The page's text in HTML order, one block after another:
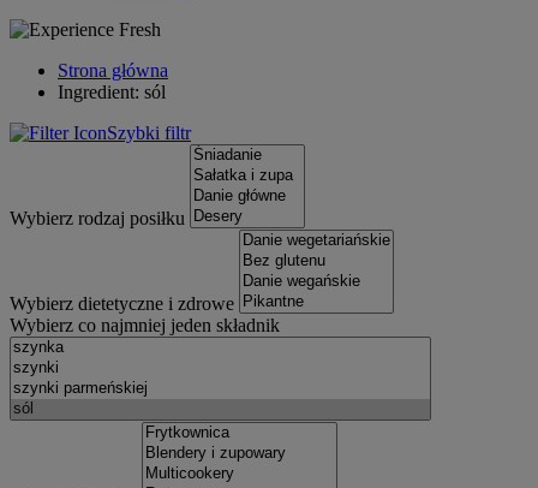
Strona główna
Ingredient: sól
Szybki filtr
Wybierz rodzaj posiłku
Wybierz dietetyczne i zdrowe
Wybierz co najmniej jeden składnik